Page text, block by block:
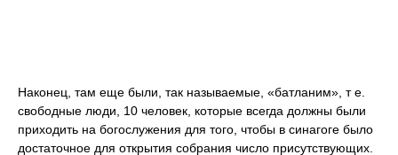
Наконец, там еще были, так называемые, «батланим», т е.
свободные люди, 10 человек, которые всегда должны были
приходить на богослужения для того, чтобы в синагоге было
достаточное для открытия собрания число присутствующих.